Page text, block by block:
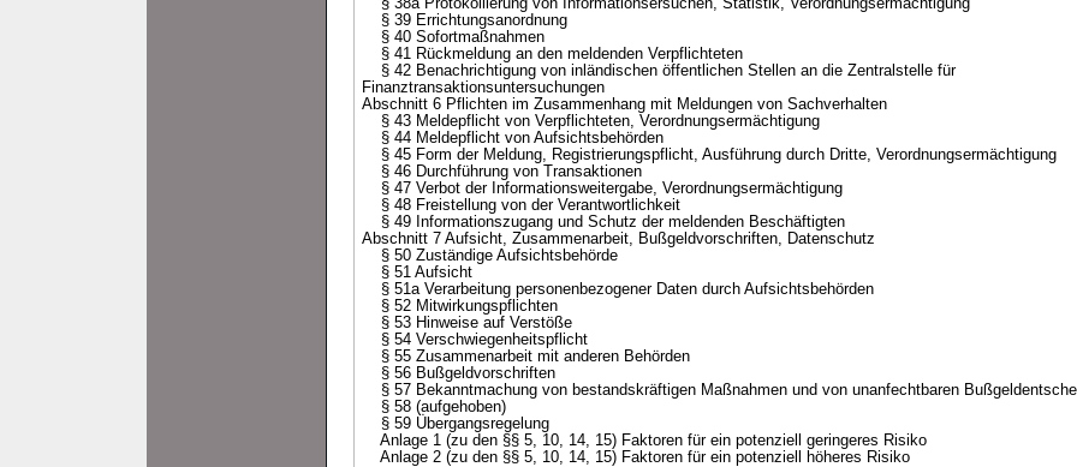
§ 38a Protokollierung von Informationsersuchen, Statistik, Verordnungsermächtigung
§ 39 Errichtungsanordnung
§ 40 Sofortmaßnahmen
§ 41 Rückmeldung an den meldenden Verpflichteten
§ 42 Benachrichtigung von inländischen öffentlichen Stellen an die Zentralstelle für
Finanztransaktionsuntersuchungen
Abschnitt 6 Pflichten im Zusammenhang mit Meldungen von Sachverhalten
§ 43 Meldepflicht von Verpflichteten, Verordnungsermächtigung
§ 44 Meldepflicht von Aufsichtsbehörden
§ 45 Form der Meldung, Registrierungspflicht, Ausführung durch Dritte, Verordnungsermächtigung
§ 46 Durchführung von Transaktionen
§ 47 Verbot der Informationsweitergabe, Verordnungsermächtigung
§ 48 Freistellung von der Verantwortlichkeit
§ 49 Informationszugang und Schutz der meldenden Beschäftigten
Abschnitt 7 Aufsicht, Zusammenarbeit, Bußgeldvorschriften, Datenschutz
§ 50 Zuständige Aufsichtsbehörde
§ 51 Aufsicht
§ 51a Verarbeitung personenbezogener Daten durch Aufsichtsbehörden
§ 52 Mitwirkungspflichten
§ 53 Hinweise auf Verstöße
§ 54 Verschwiegenheitspflicht
§ 55 Zusammenarbeit mit anderen Behörden
§ 56 Bußgeldvorschriften
§ 57 Bekanntmachung von bestandskräftigen Maßnahmen und von unanfechtbaren
§ 58 (aufgehoben)
§ 59 Übergangsregelung
Anlage 1 (zu den §§ 5, 10, 14, 15) Faktoren für ein potenziell geringeres Risiko
Anlage 2 (zu den §§ 5, 10, 14, 15) Faktoren für ein potenziell höheres Risiko